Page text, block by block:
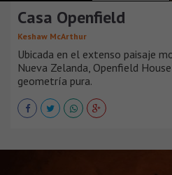
Casa Openfield
Keshaw McArthur
Ubicada en el extenso paisaje
Nueva Zelanda, Openfield
geometría pura.